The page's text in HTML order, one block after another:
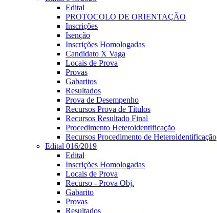
Edital
PROTOCOLO DE ORIENTAÇÃO
Inscrições
Isenção
Inscrições Homologadas
Candidato X Vaga
Locais de Prova
Provas
Gabaritos
Resultados
Prova de Desempenho
Recursos Prova de Títulos
Recursos Resultado Final
Procedimento Heteroidentificação
Recursos Procedimento de Heteroidentificação
Edital 016/2019
Edital
Inscrições Homologadas
Locais de Prova
Recurso - Prova Obj.
Gabarito
Provas
Resultados